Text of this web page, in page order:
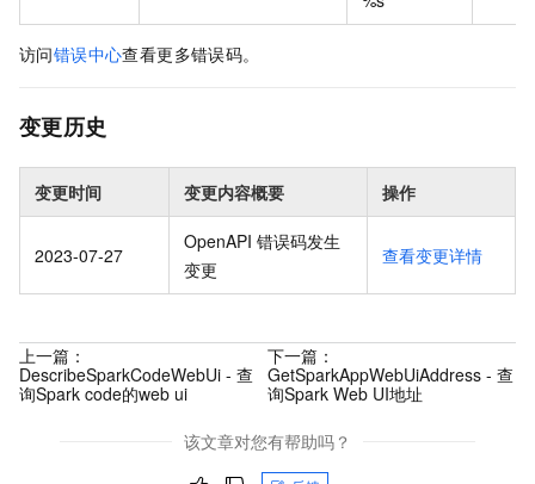
访问错误中心查看更多错误码。
变更历史
变更时间 变更内容概要 操作
2023-07-27
OpenAPI 错误码发生
变更
查看变更详情
上一篇：
DescribeSparkCodeWebUi - 查
询Spark code的web ui
下一篇：
GetSparkAppWebUiAddress - 查
询Spark Web UI地址
该文章对您有帮助吗？